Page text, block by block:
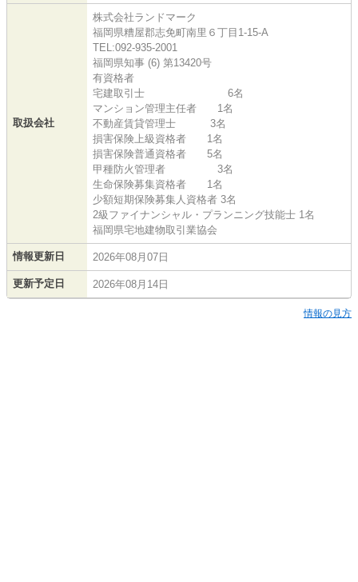
取扱会社
株式会社ランドマーク
福岡県糟屋郡志免町南里６丁目1-15-A
TEL:092-935-2001
福岡県知事 (6) 第13420号
有資格者
宅建取引士 6名
マンション管理主任者 1名
不動産賃貸管理士 3名
損害保険上級資格者 1名
損害保険普通資格者 5名
甲種防火管理者 3名
生命保険募集資格者 1名
少額短期保険募集人資格者 3名
2級ファイナンシャル・プランニング技能士 1名
福岡県宅地建物取引業協会
情報更新日 2026年08月07日
更新予定日 2026年08月14日
情報の見方